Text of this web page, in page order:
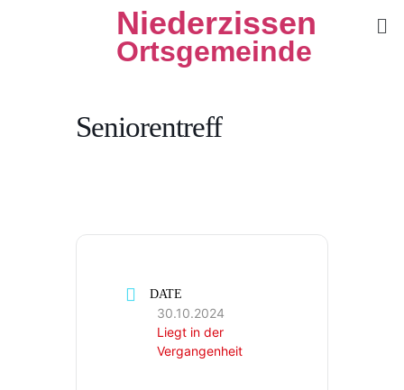
Niederzissen
Ortsgemeinde
Seniorentreff
DATE
30.10.2024
Liegt in der
Vergangenheit